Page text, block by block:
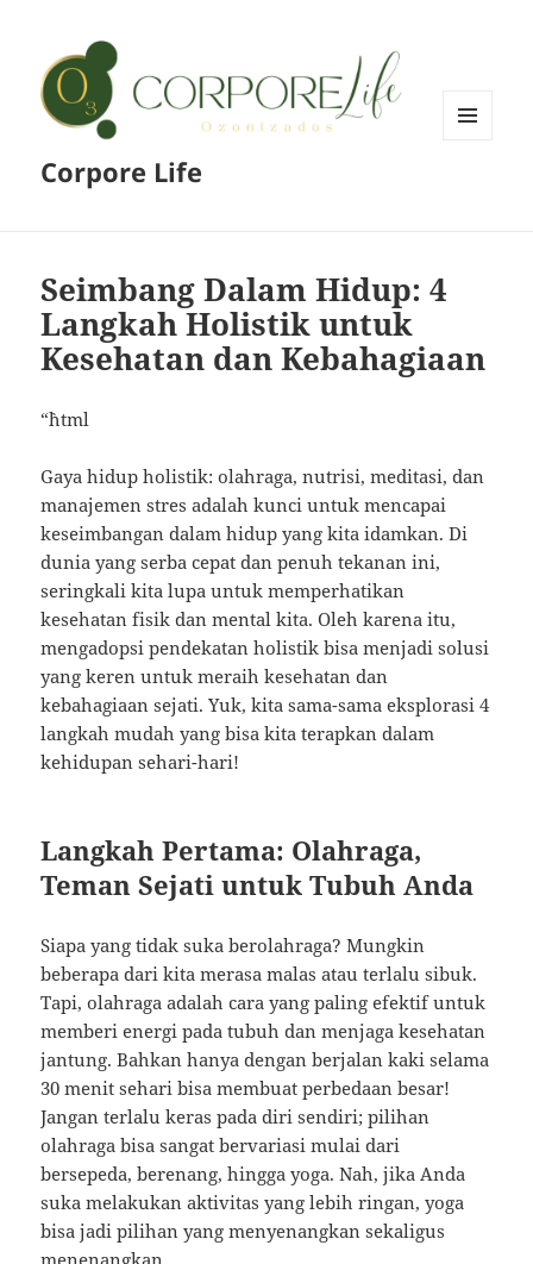
Corpore Life
Seimbang Dalam Hidup: 4
Langkah Holistik untuk
Kesehatan dan Kebahagiaan
“`html
Gaya hidup holistik: olahraga, nutrisi, meditasi, dan
manajemen stres adalah kunci untuk mencapai
keseimbangan dalam hidup yang kita idamkan. Di
dunia yang serba cepat dan penuh tekanan ini,
seringkali kita lupa untuk memperhatikan
kesehatan fisik dan mental kita. Oleh karena itu,
mengadopsi pendekatan holistik bisa menjadi solusi
yang keren untuk meraih kesehatan dan
kebahagiaan sejati. Yuk, kita sama-sama eksplorasi 4
langkah mudah yang bisa kita terapkan dalam
kehidupan sehari-hari!
Langkah Pertama: Olahraga,
Teman Sejati untuk Tubuh Anda
Siapa yang tidak suka berolahraga? Mungkin
beberapa dari kita merasa malas atau terlalu sibuk.
Tapi, olahraga adalah cara yang paling efektif untuk
memberi energi pada tubuh dan menjaga kesehatan
jantung. Bahkan hanya dengan berjalan kaki selama
30 menit sehari bisa membuat perbedaan besar!
Jangan terlalu keras pada diri sendiri; pilihan
olahraga bisa sangat bervariasi mulai dari
bersepeda, berenang, hingga yoga. Nah, jika Anda
suka melakukan aktivitas yang lebih ringan, yoga
bisa jadi pilihan yang menyenangkan sekaligus